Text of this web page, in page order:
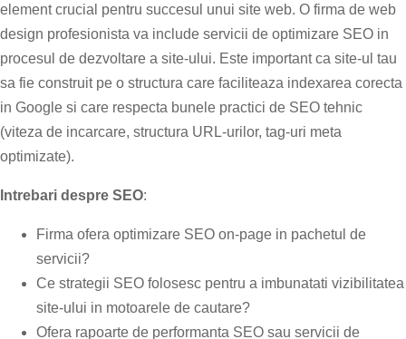
element crucial pentru succesul unui site web. O firma de web
design profesionista va include servicii de optimizare SEO in
procesul de dezvoltare a site-ului. Este important ca site-ul tau
sa fie construit pe o structura care faciliteaza indexarea corecta
in Google si care respecta bunele practici de SEO tehnic
(viteza de incarcare, structura URL-urilor, tag-uri meta
optimizate).
Intrebari despre SEO:
Firma ofera optimizare SEO on-page in pachetul de
servicii?
Ce strategii SEO folosesc pentru a imbunatati vizibilitatea
site-ului in motoarele de cautare?
Ofera rapoarte de performanta SEO sau servicii de